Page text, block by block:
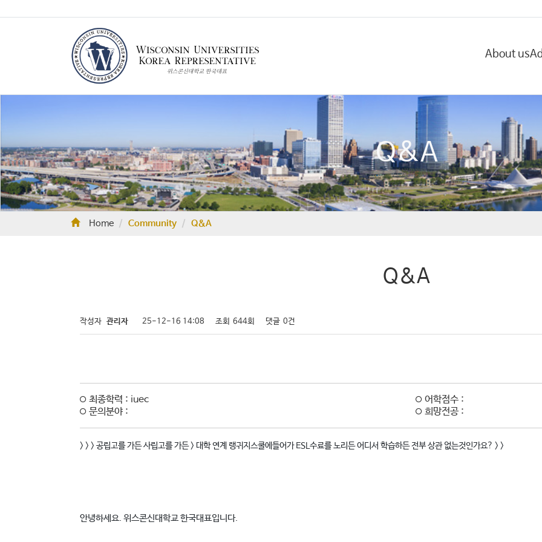
About us
Q&A
Home Community Q&A
Q&A
작성자 관리자 25-12-16 14:08 조회 644회 댓글 0건
최종학력 : iuec
어학점수 :
문의분야 :
희망전공 :
> > > 공립고를 가든 사립고를 가든 > 대학 연계 랭귀지스쿨에들어가 ESL수료를 노리든 어디서 학습하든 전부 상관 없는것인가요? > >
안녕하세요. 위스콘신대학교 한국대표입니다.